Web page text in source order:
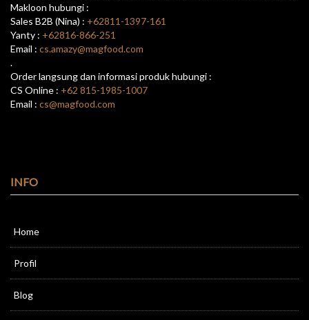
Makloon hubungi :
Sales B2B (Nina) : +62811-1397-161
Yanty : +62816-866-251
Email : cs.amazy@magfood.com
.
Order langsung dan informasi produk hubungi :
CS Online : +62 815-1985-1007
Email : cs@magfood.com
INFO
Home
Profil
Blog